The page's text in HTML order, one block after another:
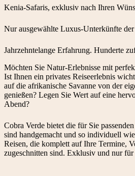
Kenia-Safaris, exklusiv nach Ihren
Nur ausgewählte Luxus-Unterkünfte der
Jahrzehntelange Erfahrung. Hunderte
Möchten Sie Natur-Erlebnisse mit
Ist Ihnen ein privates Reiseerlebnis
auf die afrikanische Savanne von der
genießen? Legen Sie Wert auf eine
Abend?
Cobra Verde bietet die für Sie
sind handgemacht und so individuell
Reisen, die komplett auf Ihre Termine,
zugeschnitten sind. Exklusiv und nur für